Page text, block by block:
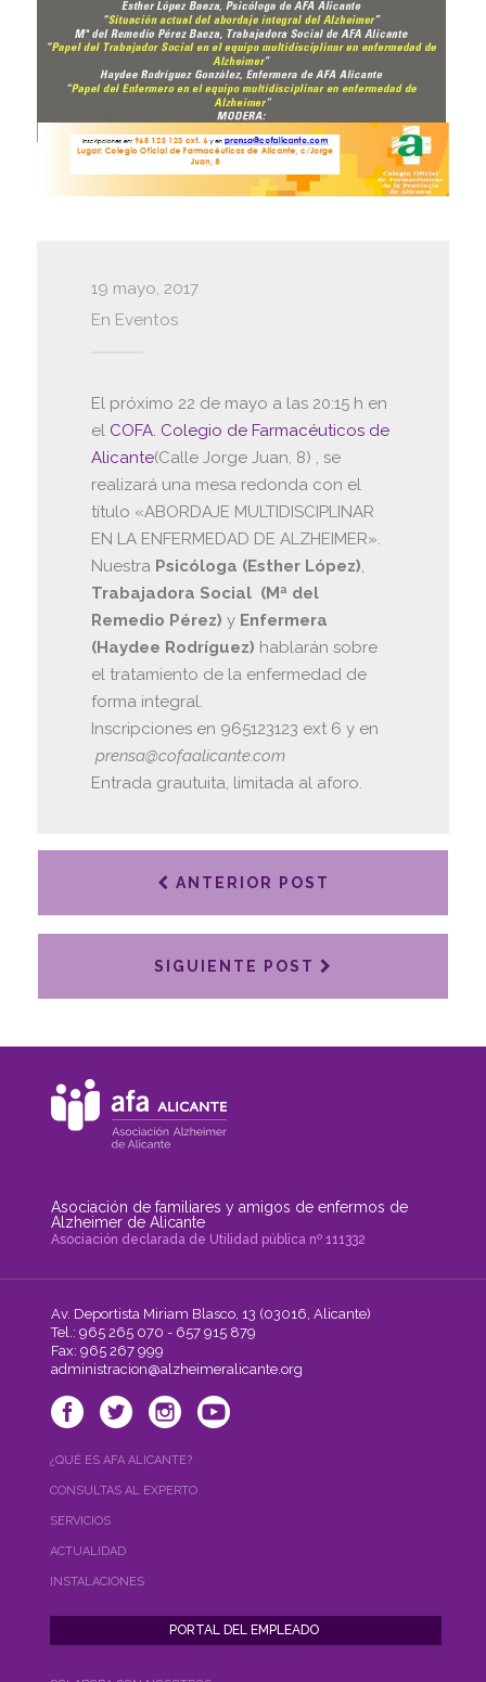
19 mayo, 2017
En Eventos
El próximo 22 de mayo a las 20:15 h en
el COFA. Colegio de Farmacéuticos de
Alicante(Calle Jorge Juan, 8) , se
realizará una mesa redonda con el
título «ABORDAJE MULTIDISCIPLINAR
EN LA ENFERMEDAD DE ALZHEIMER».
Nuestra Psicóloga (Esther López),
Trabajadora Social (Mª del
Remedio Pérez) y Enfermera
(Haydee Rodríguez) hablarán sobre
el tratamiento de la enfermedad de
forma integral.
Inscripciones en 965123123 ext 6 y en
prensa@cofaalicante.com
Entrada grautuita, limitada al aforo.
ANTERIOR POST
SIGUIENTE POST
Asociación de familiares y amigos de enfermos de
Alzheimer de Alicante
Asociación declarada de Utilidad pública nº 111332
Av. Deportista Miriam Blasco, 13 (03016, Alicante)
Tel.: 965 265 070 - 657 915 879
Fax: 965 267 999
administracion@alzheimeralicante.org
¿QUÉ ES AFA ALICANTE?
CONSULTAS AL EXPERTO
SERVICIOS
ACTUALIDAD
INSTALACIONES